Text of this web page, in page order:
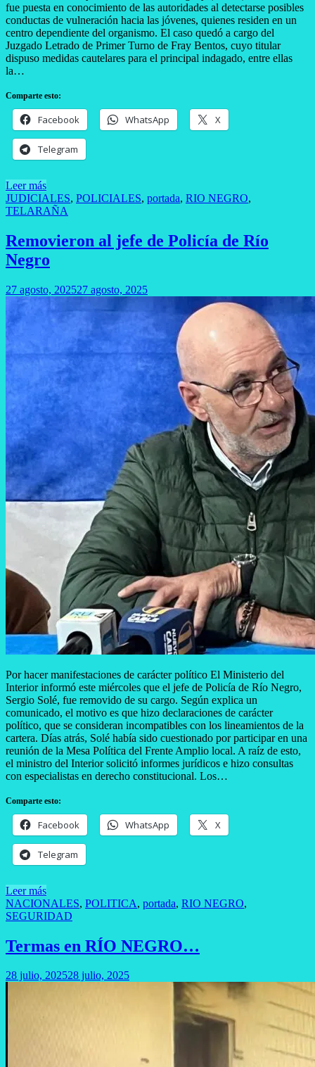
fue puesta en conocimiento de las autoridades al detectarse posibles
conductas de vulneración hacia las jóvenes, quienes residen en un
centro dependiente del organismo. El caso quedó a cargo del
Juzgado Letrado de Primer Turno de Fray Bentos, cuyo titular
dispuso medidas cautelares para el principal indagado, entre ellas
la…
Comparte esto:
Facebook WhatsApp X
Telegram
Leer más
JUDICIALES, POLICIALES, portada, RIO NEGRO,
TELARAÑA
Removieron al jefe de Policía de Río
Negro
27 agosto, 202527 agosto, 2025
Por hacer manifestaciones de carácter político El Ministerio del
Interior informó este miércoles que el jefe de Policía de Río Negro,
Sergio Solé, fue removido de su cargo. Según explica un
comunicado, el motivo es que hizo declaraciones de carácter
político, que se consideran incompatibles con los lineamientos de la
cartera. Días atrás, Solé había sido cuestionado por participar en una
reunión de la Mesa Política del Frente Amplio local. A raíz de esto,
el ministro del Interior solicitó informes jurídicos e hizo consultas
con especialistas en derecho constitucional. Los…
Comparte esto:
Facebook WhatsApp X
Telegram
Leer más
NACIONALES, POLITICA, portada, RIO NEGRO,
SEGURIDAD
Termas en RÍO NEGRO…
28 julio, 202528 julio, 2025